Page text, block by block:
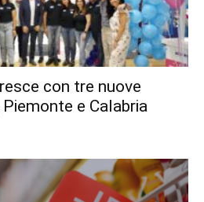
con tre nuove
e Calabria